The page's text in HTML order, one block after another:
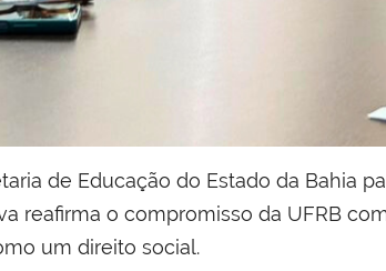
de Educação do Estado da Bahia
reafirma o compromisso da UFRB
um direito social.